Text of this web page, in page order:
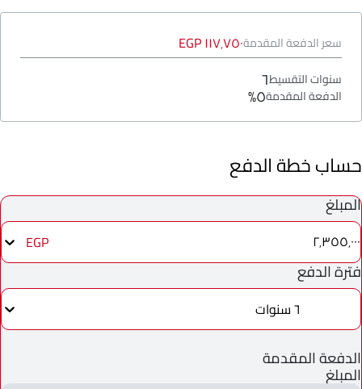
سعر الدفعة المقدمة١١٧٬٧٥٠ EGP
سنوات التقسيط٦
الدفعة المقدمة٥%
حساب خطة الدفع
المبلغ
٢٬٣٥٥٬٠٠٠ EGP
فترة الدفع
٦ سنوات
الدفعة المقدمة
المبلغ